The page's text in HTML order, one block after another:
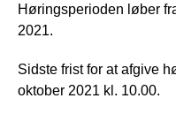
Høringsperioden løber
2021.
Sidste frist for at afgive
oktober 2021 kl. 10.00.